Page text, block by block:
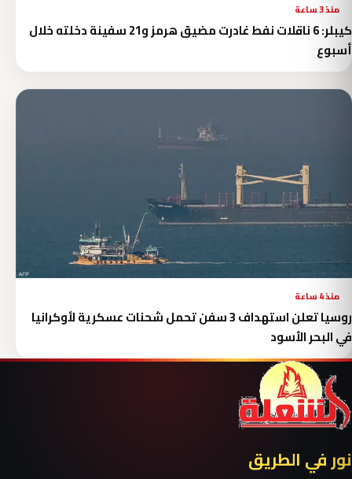
منذ 3 ساعة
كيبلر: 6 ناقلات نفط غادرت مضيق هرمز و21 سفينة دخلته خلال
أسبوع
منذ 4 ساعة
روسيا تعلن استهداف 3 سفن تحمل شحنات عسكرية لأوكرانيا
في البحر الأسود
نور في الطريق